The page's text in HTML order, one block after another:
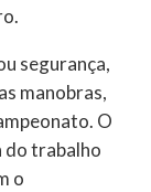
segurança,
manobras,
O
do trabalho
o